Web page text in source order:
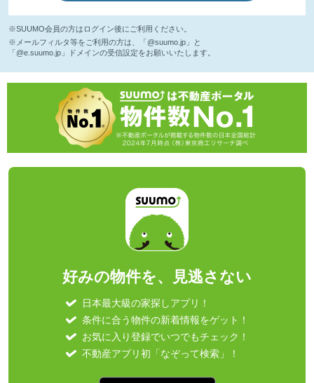
※SUUMO会員の方はログイン後にご利用ください。
※メールフィルタ等をご利用の方は、「@suumo.jp」と
「@e.suumo.jp」ドメインの受信設定をお願いいたします。
好みの物件を、見逃さない
日本最大級の家探しアプリ！
条件に合う物件の新着情報をゲット！
お気に入り登録でいつでもチェック！
不動産アプリ初「なぞって検索」！